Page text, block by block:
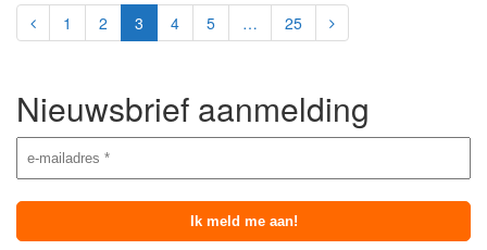
1 2 3 4 5 … 25
Nieuwsbrief aanmelding